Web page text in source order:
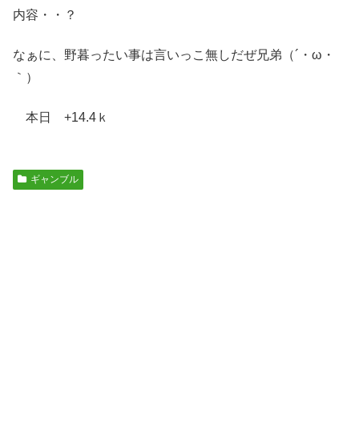
内容・・？
なぁに、野暮ったい事は言いっこ無しだぜ兄弟（´・ω・
｀）
本日 +14.4ｋ
ギャンブル